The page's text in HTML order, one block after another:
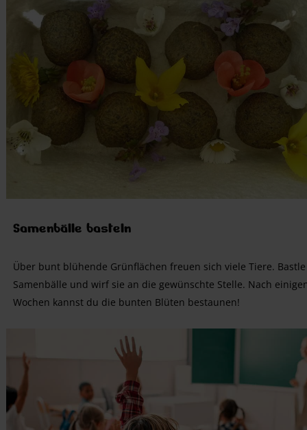
Samenbälle basteln
Über bunt blühende Grünflächen freuen sich viele Tiere. Bastle
Samenbälle und wirf sie an die gewünschte Stelle. Nach
Wochen kannst du die bunten Blüten bestaunen!